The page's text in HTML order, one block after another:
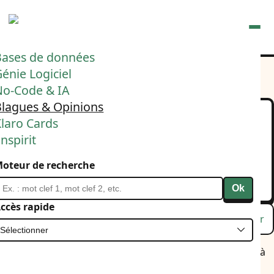
Ouvrir
de données
Logiciel
Code & IA
& Opinions
Cards
de recherche
Ok
rapide
Dimanche soir, ce
moment suspendu...
1 décembre 2024 Linkedin IA
Lu Favori Masquer
... entre le calme du week-end et l'énergie de la semaine à